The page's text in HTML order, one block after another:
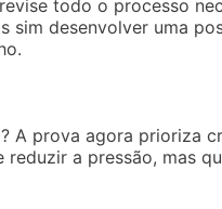
todo o processo
sim desenvolver uma
A prova agora prioriza
a pressão, mas